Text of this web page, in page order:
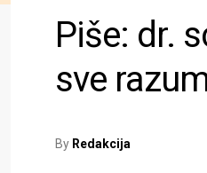
Piše: dr.
sve
By Redakcija